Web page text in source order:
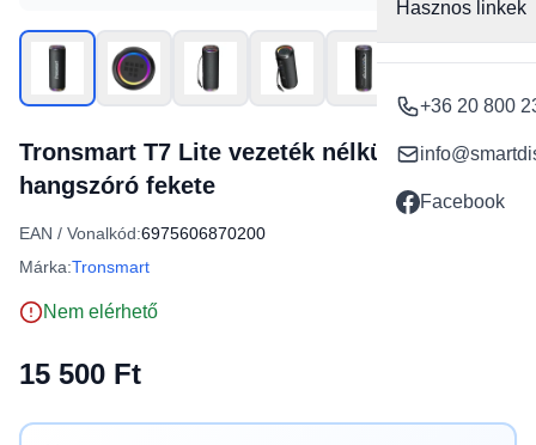
Hasznos linkek
+36 20 800
Facebook
Tronsmart T7 Lite vezeték nélküli Bluetooth
hangszóró fekete
EAN / Vonalkód:6975606870200
Márka:Tronsmart
Nem elérhető
15 500 Ft